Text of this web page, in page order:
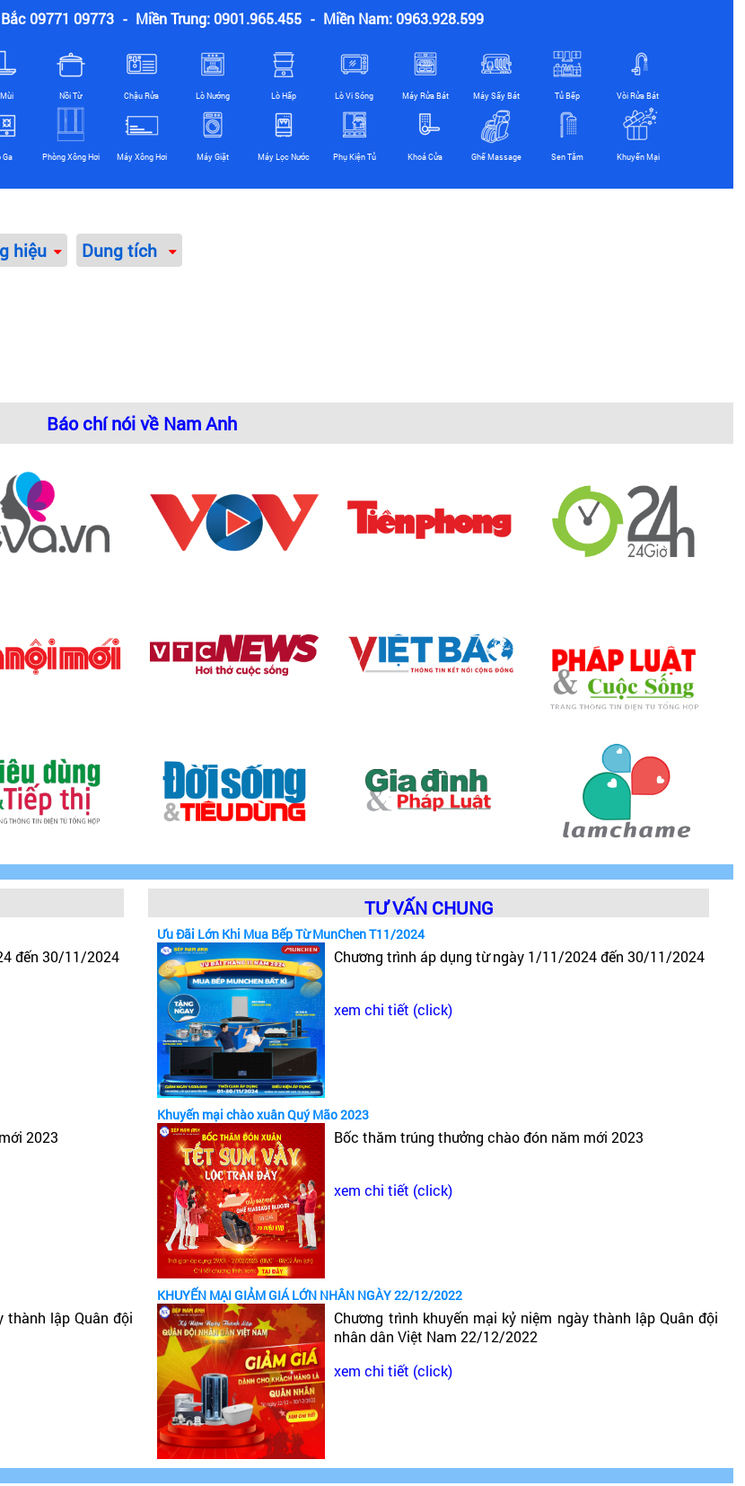
09771 09773 - Miền Trung: 0901.965.455 - Miền Nam: 0963.928.599
Nồi Từ Chậu Rửa Lò Nướng Lò Hấp Lò Vi Sóng Máy Rửa Bát Máy Sấy Bát Tủ Bếp Vòi Rửa Bát
Ga Phòng Xông Hơi Máy Xông Hơi Máy Giặt Máy Lọc Nước Phụ Kiện Tủ Khoá Cửa Ghế Massage Sen Tắm Khuyến Mại
hiệu Dung tích
Báo chí nói về Nam Anh
đến 30/11/2024
2023
thành lập Quân đội
TƯ VẤN CHUNG
Ưu Đãi Lớn Khi Mua Bếp Từ MunChen T11/2024
Chương trình áp dụng từ ngày 1/11/2024 đến 30/11/2024
xem chi tiết (click)
Khuyến mại chào xuân Quý Mão 2023
Bốc thăm trúng thưởng chào đón năm mới 2023
xem chi tiết (click)
KHUYẾN MẠI GIẢM GIÁ LỚN NHÂN NGÀY 22/12/2022
Chương trình khuyến mại kỷ niệm ngày thành lập Quân đội
nhân dân Việt Nam 22/12/2022
xem chi tiết (click)